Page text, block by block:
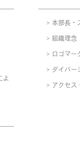
よ
本部長・
組織理念
ロゴマー
ダイバー
アクセス